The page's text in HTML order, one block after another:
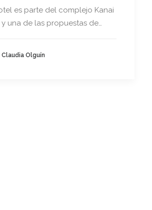
es parte del complejo Kanai
y una de las propuestas de…
Claudia Olguín